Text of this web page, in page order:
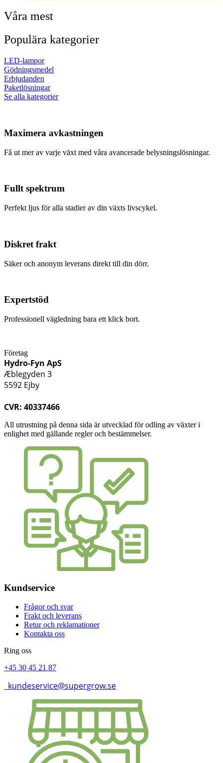
Våra mest
Populära kategorier
LED-lampor
Gödningsmedel
Erbjudanden
Paketlösningar
Se alla kategorier
Maximera avkastningen
Få ut mer av varje växt med våra avancerade belysningslösningar.
Fullt spektrum
Perfekt ljus för alla stadier av din växts livscykel.
Diskret frakt
Säker och anonym leverans direkt till din dörr.
Expertstöd
Professionell vägledning bara ett klick bort.
Företag
Hydro-Fyn ApS
Æblegyden 3
5592 Ejby
CVR: 40337466
All utrustning på denna sida är utvecklad för odling av växter i
enlighet med gällande regler och bestämmelser.
Kundservice
Frågor och svar
Frakt och leverans
Retur och reklamationer
Kontakta oss
Ring oss
+45 30 45 21 87
kundeservice@supergrow.se